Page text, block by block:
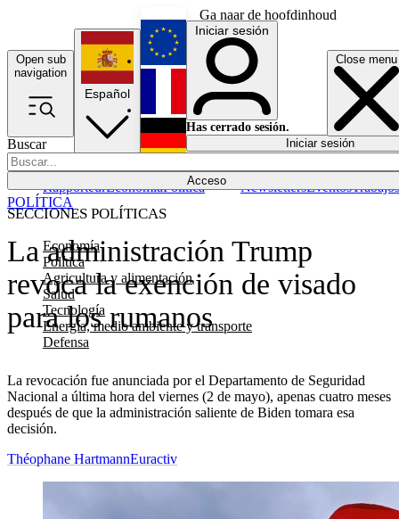
Ga naar de hoofdinhoud
Open sub
navigation
Close menu
Buscar
Acceso
SECCIONES POLÍTICAS
Economía
Política
Agricultura y alimentación
Salud
Tecnología
Energía, medio ambiente y transporte
Defensa
RapporteurEconomíaPolítica NewslettersEventosTrabajos
Español
English
Français
Iniciar sesión
Has cerrado sesión.
Iniciar sesión
La administración Trump
revoca la exención de visado
para los rumanos
La revocación fue anunciada por el Departamento de Seguridad
Nacional a última hora del viernes (2 de mayo), apenas cuatro meses
después de que la administración saliente de Biden tomara esa
decisión.
POLÍTICA
Théophane HartmannEuractiv